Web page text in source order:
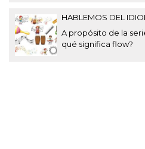
HABLEMOS DEL
A propósito de la
qué significa flow?